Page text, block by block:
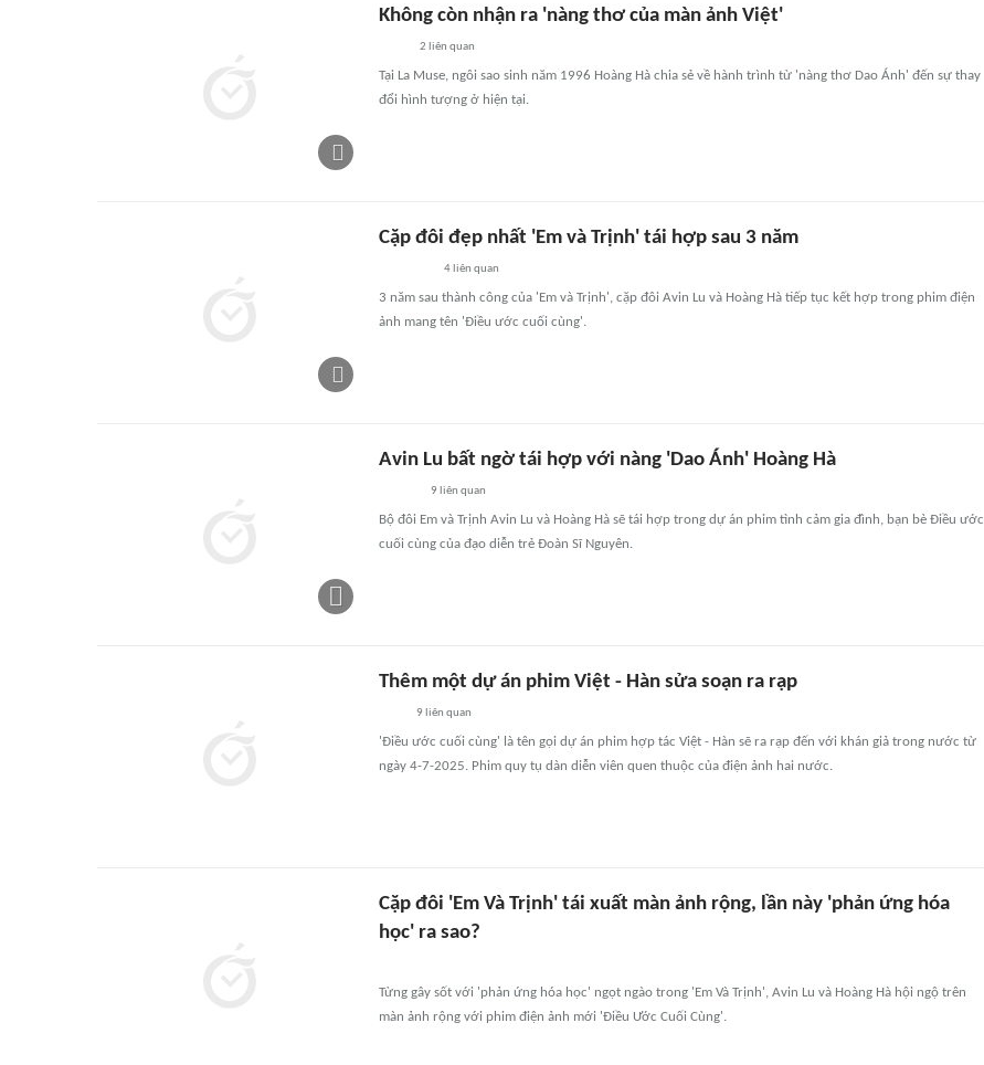
Không còn nhận ra 'nàng thơ của màn ảnh Việt'
2 liên quan
Tại La Muse, ngôi sao sinh năm 1996 Hoàng Hà chia sẻ về hành trình từ 'nàng thơ Dao Ánh' đến sự thay
đổi hình tượng ở hiện tại.
Cặp đôi đẹp nhất 'Em và Trịnh' tái hợp sau 3 năm
4liên quan
3 năm sau thành công của 'Em và Trịnh', cặp đôi Avin Lu và Hoàng Hà tiếp tục kết hợp trong phim điện
ảnh mang tên 'Điều ước cuối cùng'.
Avin Lu bất ngờ tái hợp với nàng 'Dao Ánh' Hoàng Hà
9 liên quan
Bộ đôi Em và Trịnh Avin Lu và Hoàng Hà sẽ tái hợp trong dự án phim tình cảm gia đình, bạn bè Điều ước
cuối cùng của đạo diễn trẻ Đoàn Sĩ Nguyên.
Thêm một dự án phim Việt - Hàn sửa soạn ra rạp
9 liên quan
'Điều ước cuối cùng' là tên gọi dự án phim hợp tác Việt - Hàn sẽ ra rạp đến với khán giả trong nước từ
ngày 4-7-2025. Phim quy tụ dàn diễn viên quen thuộc của điện ảnh hai nước.
Cặp đôi 'Em Và Trịnh' tái xuất màn ảnh rộng, lần này 'phản ứng hóa
học' ra sao?
Từng gây sốt với 'phản ứng hóa học' ngọt ngào trong 'Em Và Trịnh', Avin Lu và Hoàng Hà hội ngộ trên
màn ảnh rộng với phim điện ảnh mới 'Điều Ước Cuối Cùng'.